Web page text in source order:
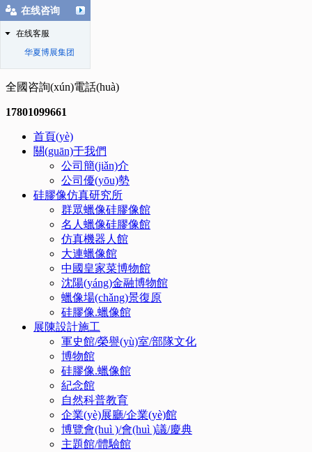
全國咨詢(xún)電話(huà)
17801099661
首頁(yè)
關(guān)于我們
公司簡(jiǎn)介
公司優(yōu)勢
硅膠像仿真研究所
群眾蠟像硅膠像館
名人蠟像硅膠像館
仿真機器人館
大連蠟像館
中國皇家菜博物館
沈陽(yáng)金融博物館
蠟像場(chǎng)景復原
硅膠像.蠟像館
展陳設計施工
軍史館/榮譽(yù)室/部隊文化
博物館
硅膠像.蠟像館
紀念館
自然科普教育
企業(yè)展廳/企業(yè)館
博覽會(huì )/會(huì )議/慶典
主題館/體驗館
在线咨询
在线客服
华夏博展集团